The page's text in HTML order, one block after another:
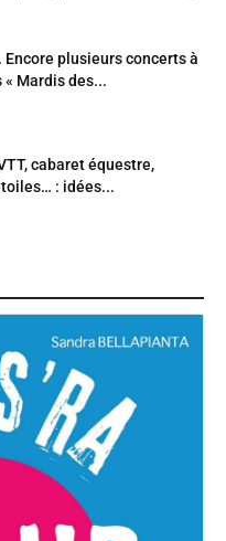
Encore plusieurs concerts à
Mardis des...
cabaret équestre,
: idées...